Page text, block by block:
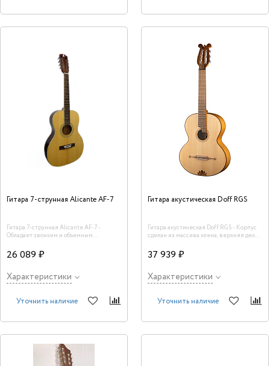
Гитара 7-струнная Alicante AF-7
Гитара 7-струнная Alicante AF-7 -
Обладает звонким и объемным
исполнения классических русских
романсов, цыганской музыки и бардовых
26 089 ₽
Характеристики
Уточнить наличие
Гитара акустическая Doff RGS
Гитара акустическая Doff RGS - Корпус
сделан из массива клена, верхняя дека
окантовка ударопрочный пластик.
37 939 ₽
Характеристики
Уточнить наличие